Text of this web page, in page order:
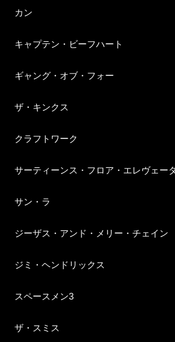
カン
キャプテン・ビーフハート
ギャング・オブ・フォー
ザ・キンクス
クラフトワーク
サーティーンス・フロア・エレヴェー
サン・ラ
ジーザス・アンド・メリー・チェイン
ジミ・ヘンドリックス
スペースメン3
ザ・スミス